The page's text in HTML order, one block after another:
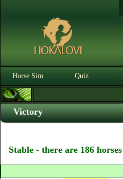
Horse Sim Quiz
Victory
Stable - there are 186